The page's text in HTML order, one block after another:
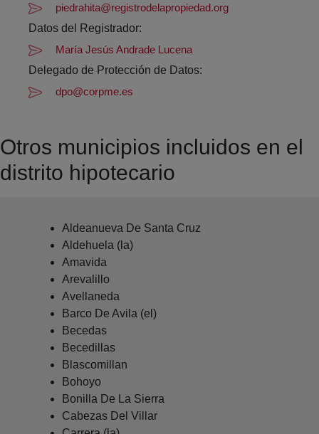
piedrahita@registrodelapropiedad.org
Datos del Registrador:
María Jesús Andrade Lucena
Delegado de Protección de Datos:
dpo@corpme.es
Otros municipios incluidos en el
distrito hipotecario
Aldeanueva De Santa Cruz
Aldehuela (la)
Amavida
Arevalillo
Avellaneda
Barco De Avila (el)
Becedas
Becedillas
Blascomillan
Bohoyo
Bonilla De La Sierra
Cabezas Del Villar